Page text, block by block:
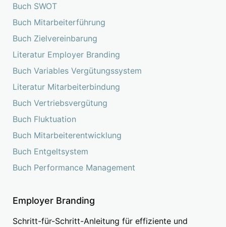
Buch SWOT
Buch Mitarbeiterführung
Buch Zielvereinbarung
Literatur Employer Branding
Buch Variables Vergütungssystem
Literatur Mitarbeiterbindung
Buch Vertriebsvergütung
Buch Fluktuation
Buch Mitarbeiterentwicklung
Buch Entgeltsystem
Buch Performance Management
Employer Branding
Schritt-für-Schritt-Anleitung für effiziente und